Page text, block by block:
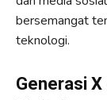
bersemangat
teknologi.
Generasi